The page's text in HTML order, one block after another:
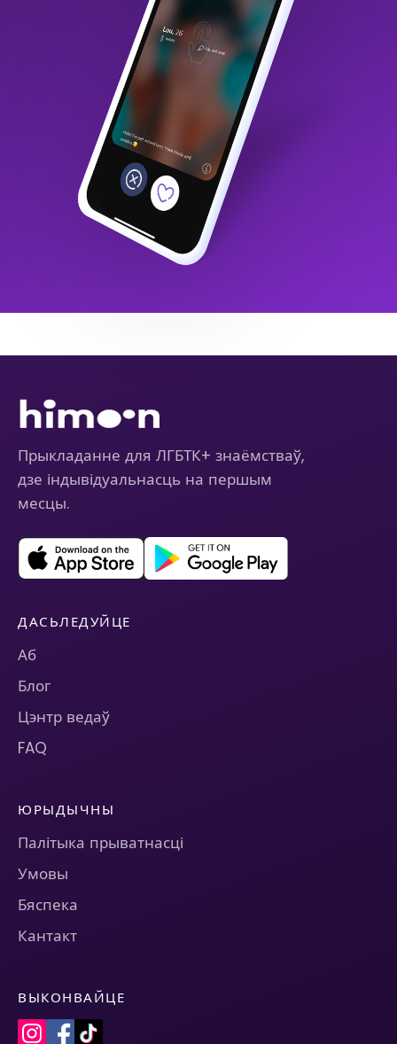
Прыкладанне для ЛГБТК+ знаёмстваў,
дзе індывідуальнасць на першым
месцы.
ДАСЬЛЕДУЙЦЕ
Аб
Блог
Цэнтр ведаў
FAQ
ЮРЫДЫЧНЫ
Палітыка прыватнасці
Умовы
Бяспека
Кантакт
ВЫКОНВАЙЦЕ